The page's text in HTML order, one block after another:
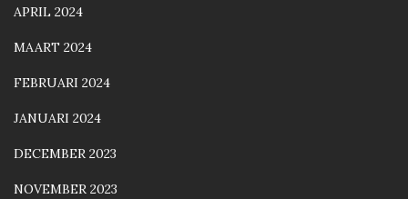
APRIL 2024
MAART 2024
FEBRUARI 2024
JANUARI 2024
DECEMBER 2023
NOVEMBER 2023